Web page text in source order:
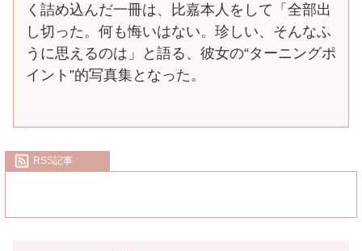
く詰め込んだ一冊は、比嘉本人をして「全部出
し切った。何も悔いはない。珍しい、そんなふ
うに思えるのは」と語る、彼女の“ターニングポ
イント”的写真集となった。
RSS記事